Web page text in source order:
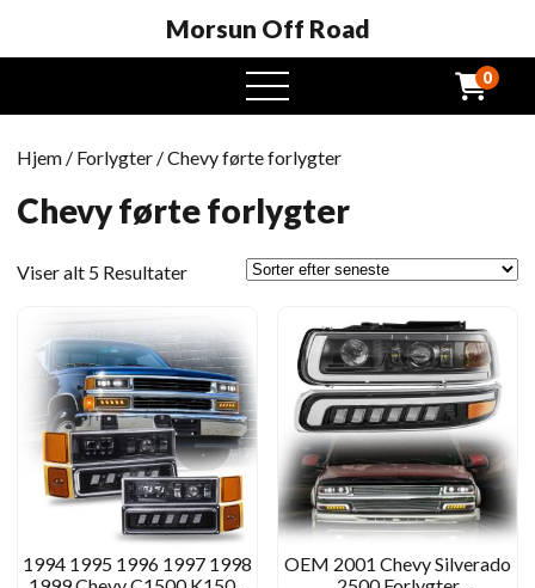
Morsun Off Road
Åben
menu
0
Hjem / Forlygter / Chevy førte forlygter
Chevy førte forlygter
Viser alt 5 ResultaterSorteret
seneste
1994 1995 1996 1997 1998
OEM 2001 Chevy Silverado